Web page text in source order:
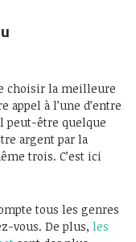
choisir la meilleure
appel à l’une d’entre
peut-être quelque
argent par la
trois. C’est ici
tous les genres
vous. De plus, les